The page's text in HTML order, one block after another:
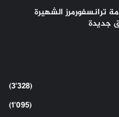
ترانسفورمرز الشهيرة
جديدة
(3٬328)
(1٬095)